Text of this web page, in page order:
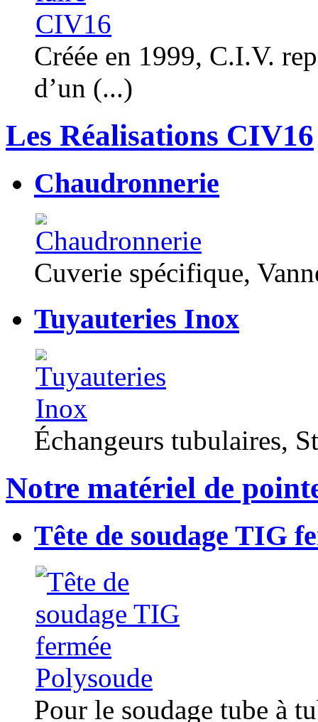
Créée en 1999, C.I.V.
d’un (...)
Les Réalisations CIV16
Chaudronnerie
Cuverie spécifique,
Tuyauteries Inox
Échangeurs tubulaires,
Notre matériel de
Tête de soudage TIG
Pour le soudage tube à